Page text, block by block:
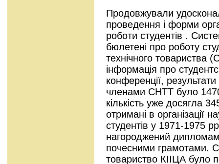
Продовжували
проведення і форми
роботи студентів .
бюлетені про роботу
технічного
інформація про
конференції,
членами СНТТ було 1470
кількість уже досягла
отримані в організації
студентів у 1971-1975
нагороджений
почесними грамотами.
товариство КІІЦА було